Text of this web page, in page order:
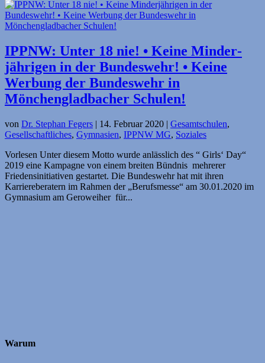
IPPNW: Unter 18 nie! • Keine Minder­
jährigen in der Bundeswehr! • Keine
Werbung der Bundeswehr in
Mönchengladbacher Schulen!
von Dr. Stephan Fegers | 14. Februar 2020 | Gesamtschulen,
Gesellschaftliches, Gymnasien, IPPNW MG, Soziales
Vorlesen Unter diesem Motto wurde anlässlich des “ Girls‘ Day“
2019 eine Kampagne von einem breiten Bündnis mehrerer
Friedensinitiativen gestartet. Die Bundeswehr hat mit ihren
Karriereberatern im Rahmen der „Berufsmesse“ am 30.01.2020 im
Gymnasium am Geroweiher für...
Warum